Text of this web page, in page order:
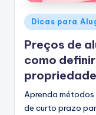
Postado
em
Dicas para
Preços de
como
propriedade
Aprenda
de curto prazo